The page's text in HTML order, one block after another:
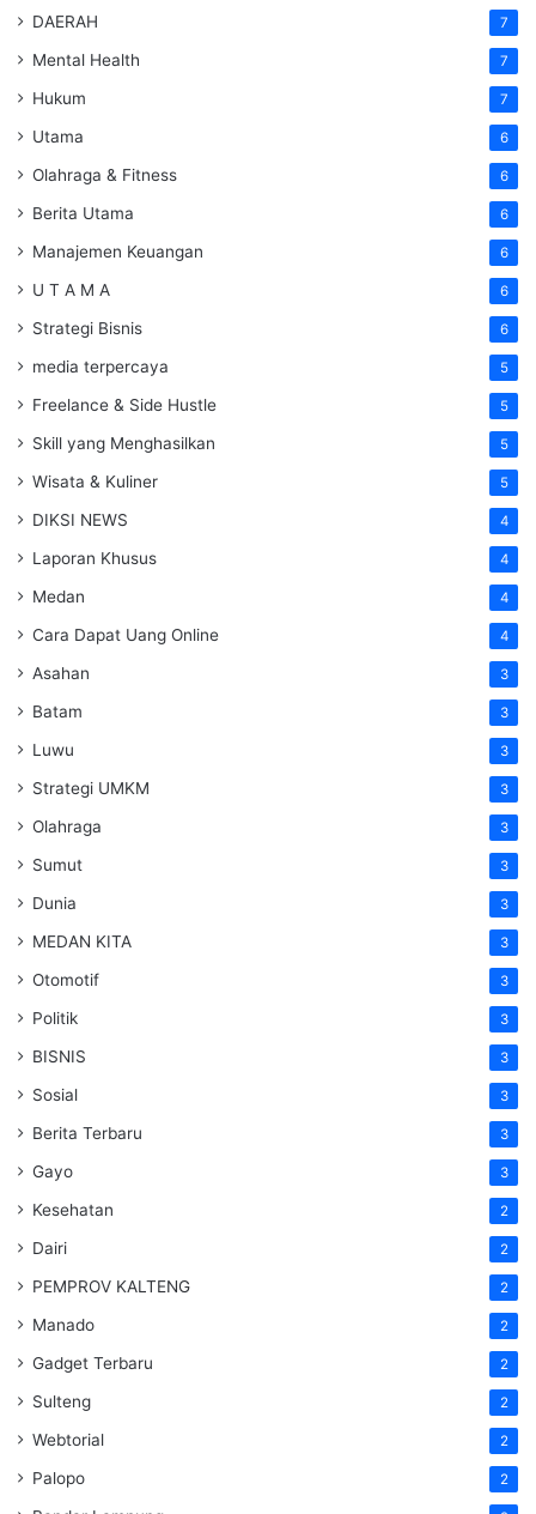
DAERAH 7
Mental Health 7
Hukum 7
Utama 6
Olahraga & Fitness 6
Berita Utama 6
Manajemen Keuangan 6
U T A M A 6
Strategi Bisnis 6
media terpercaya 5
Freelance & Side Hustle 5
Skill yang Menghasilkan 5
Wisata & Kuliner 5
DIKSI NEWS 4
Laporan Khusus 4
Medan 4
Cara Dapat Uang Online 4
Asahan 3
Batam 3
Luwu 3
Strategi UMKM 3
Olahraga 3
Sumut 3
Dunia 3
MEDAN KITA 3
Otomotif 3
Politik 3
BISNIS 3
Sosial 3
Berita Terbaru 3
Gayo 3
Kesehatan 2
Dairi 2
PEMPROV KALTENG 2
Manado 2
Gadget Terbaru 2
Sulteng 2
Webtorial 2
Palopo 2